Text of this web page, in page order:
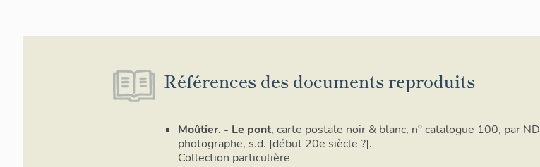
Références des documents reproduits
Moûtier. - Le pont, carte postale noir & blanc, n° catalogue 100, par ND
photographe, s.d. [début 20e siècle ?].
Collection particulière